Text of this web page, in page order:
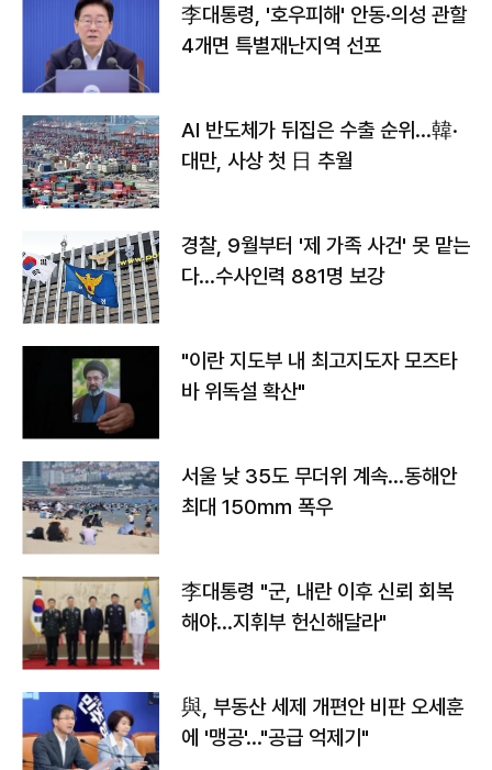
李대통령, '호우피해' 안동·의성 관할
4개면 특별재난지역 선포
AI 반도체가 뒤집은 수출 순위…韓·
대만, 사상 첫 日 추월
경찰, 9월부터 '제 가족 사건' 못 맡는
다…수사인력 881명 보강
"이란 지도부 내 최고지도자 모즈타
바 위독설 확산"
서울 낮 35도 무더위 계속…동해안
최대 150㎜ 폭우
李대통령 "군, 내란 이후 신뢰 회복
해야…지휘부 헌신해달라"
與, 부동산 세제 개편안 비판 오세훈
에 '맹공'…"공급 억제기"